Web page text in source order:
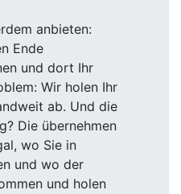
anbieten:
Ende
und dort Ihr
Wir holen Ihr
ab. Und die
Die übernehmen
wo Sie in
und wo der
und holen